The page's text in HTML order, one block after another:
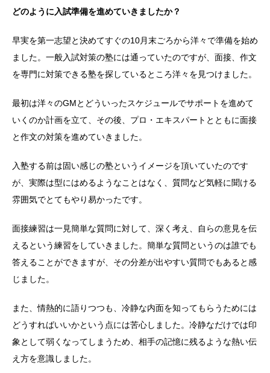
どのように入試準備を進めていきましたか？
早実を第一志望と決めてすぐの10月末ごろから洋々で準備を始め
ました。一般入試対策の塾には通っていたのですが、面接、作文
を専門に対策できる塾を探しているところ洋々を見つけました。
最初は洋々のGMとどういったスケジュールでサポートを進めて
いくのか計画を立て、その後、プロ・エキスパートとともに面接
と作文の対策を進めていきました。
入塾する前は固い感じの塾というイメージを頂いていたのです
が、実際は型にはめるようなことはなく、質問など気軽に聞ける
雰囲気でとてもやり易かったです。
面接練習は一見簡単な質問に対して、深く考え、自らの意見を伝
えるという練習をしていきました。簡単な質問というのは誰でも
答えることができますが、その分差が出やすい質問でもあると感
じました。
また、情熱的に語りつつも、冷静な内面を知ってもらうためには
どうすればいいかという点には苦心しました。冷静なだけでは印
象として弱くなってしまうため、相手の記憶に残るような熱い伝
え方を意識しました。